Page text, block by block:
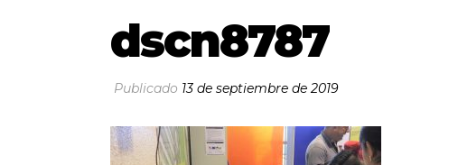
dscn8787
Publicado 13 de septiembre de 2019